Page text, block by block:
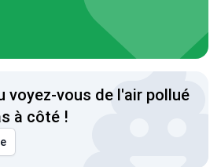
voyez-vous de l'air pollué
à côté !